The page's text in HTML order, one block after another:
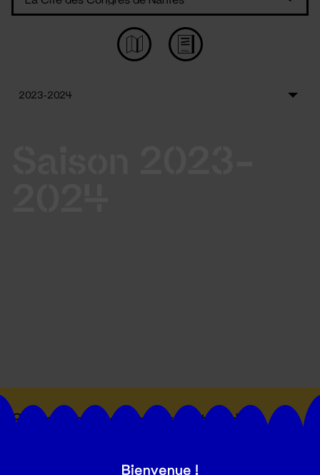
Suivez toutes les actualités du
Bienvenue !